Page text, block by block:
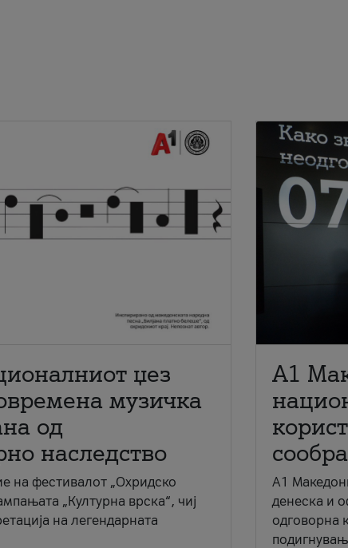
џез
музичка
од
наследство
на фестивалот „Охридско
„Културна врска“, чиј
на легендарната
A1
A1
денеска и
одговорна